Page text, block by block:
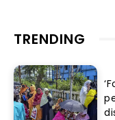
TRENDING